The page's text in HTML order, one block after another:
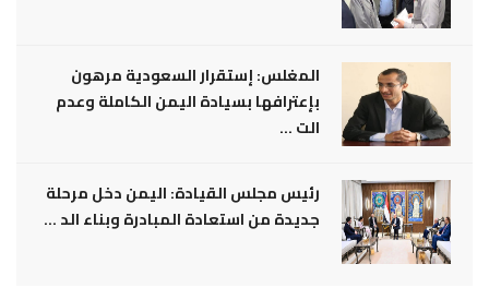
المغلس: إستقرار السعودية مرهون
بإعترافها بسيادة اليمن الكاملة وعدم
الت ...
رئيس مجلس القيادة: اليمن دخل مرحلة
جديدة من استعادة المبادرة وبناء الد ...